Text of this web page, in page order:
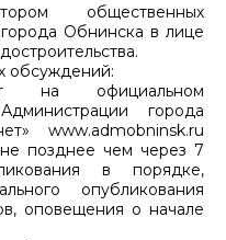
общественных
Обнинска в лице
обсуждений:
на официальном
города
www.admobninsk.ru
позднее чем через 7
в порядке,
опубликования
оповещения о начале